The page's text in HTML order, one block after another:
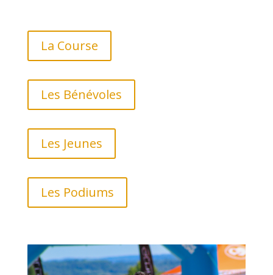
La Course
Les Bénévoles
Les Jeunes
Les Podiums